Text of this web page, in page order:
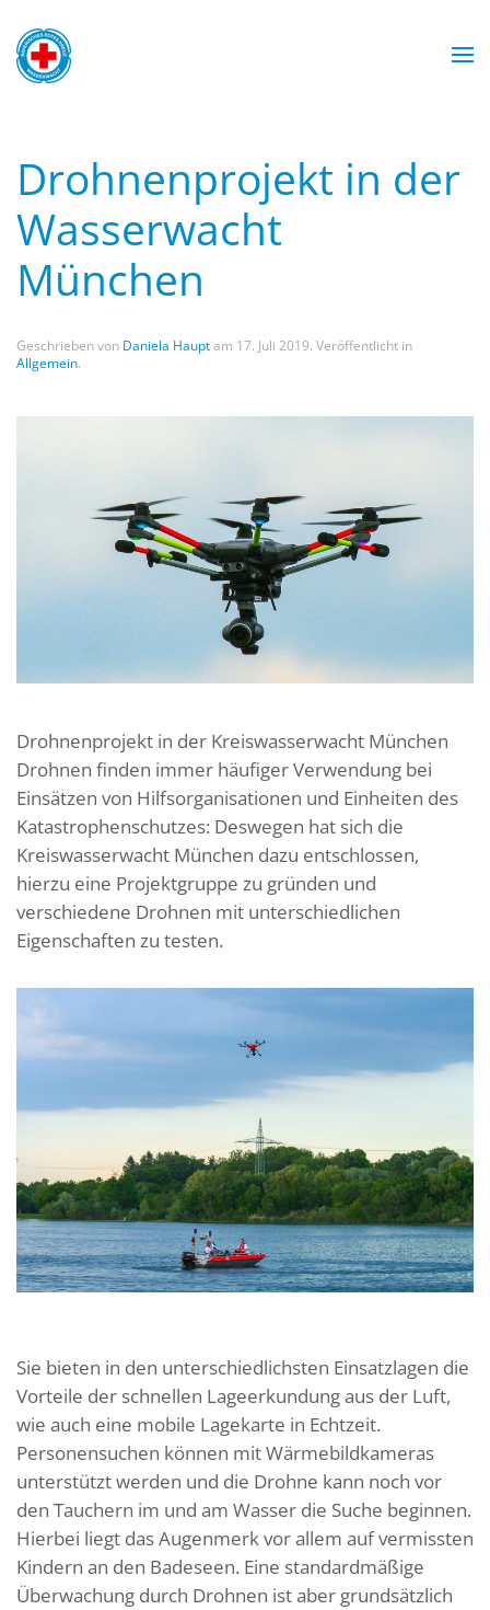
Zum Hauptinhalt springen
Mit Sicherheit am Wasser
MÜNCHEN
Drohnenprojekt in der
Wasserwacht
München
Geschrieben von Daniela Hauptam 17. Juli 2019. Veröffentlicht in
Allgemein.
Drohnenprojekt in der Kreiswasserwacht München
Drohnen finden immer häufiger Verwendung bei
Einsätzen von Hilfsorganisationen und Einheiten des
Katastrophenschutzes: Deswegen hat sich die
Kreiswasserwacht München dazu entschlossen,
hierzu eine Projektgruppe zu gründen und
verschiedene Drohnen mit unterschiedlichen
Eigenschaften zu testen.
Sie bieten in den unterschiedlichsten Einsatzlagen die
Vorteile der schnellen Lageerkundung aus der Luft,
wie auch eine mobile Lagekarte in Echtzeit.
Personensuchen können mit Wärmebildkameras
unterstützt werden und die Drohne kann noch vor
den Tauchern im und am Wasser die Suche beginnen.
Hierbei liegt das Augenmerk vor allem auf vermissten
Kindern an den Badeseen. Eine standardmäßige
Überwachung durch Drohnen ist aber grundsätzlich